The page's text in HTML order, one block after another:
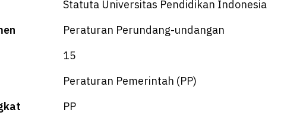
Statuta Universitas Pendidikan Indonesia
Peraturan Perundang-undangan
15
Peraturan Pemerintah (PP)
PP